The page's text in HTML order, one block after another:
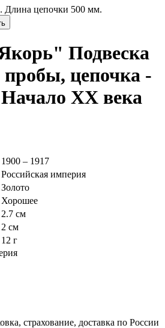
Длина цепочки 500 мм.
Подвеска
пробы, цепочка -
Начало ХХ века
1900 – 1917
Российская империя
Золото
Хорошее
2.7 см
2 см
12 г
страхование, доставка по России